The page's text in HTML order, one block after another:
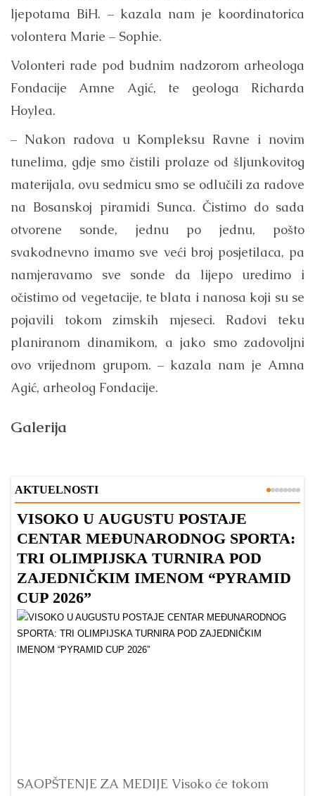
ljepotama BiH. – kazala nam je koordinatorica
volontera Marie – Sophie.
Volonteri rade pod budnim nadzorom arheologa
Fondacije Amne Agić, te geologa Richarda
Hoylea.
– Nakon radova u Kompleksu Ravne i novim
tunelima, gdje smo čistili prolaze od šljunkovitog
materijala, ovu sedmicu smo se odlučili za radove
na Bosanskoj piramidi Sunca. Čistimo do sada
otvorene sonde, jednu po jednu, pošto
svakodnevno imamo sve veći broj posjetilaca, pa
namjeravamo sve sonde da lijepo uredimo i
očistimo od vegetacije, te blata i nanosa koji su se
pojavili tokom zimskih mjeseci. Radovi teku
planiranom dinamikom, a jako smo zadovoljni
ovo vrijednom grupom. – kazala nam je Amna
Agić, arheolog Fondacije.
Galerija
AKTUELNOSTI
VISOKO U AUGUSTU POSTAJE
CENTAR MEĐUNARODNOG SPORTA:
TRI OLIMPIJSKA TURNIRA POD
ZAJEDNIČKIM IMENOM “PYRAMID
CUP 2026”
SAOPŠTENJE ZA MEDIJE Visoko će tokom